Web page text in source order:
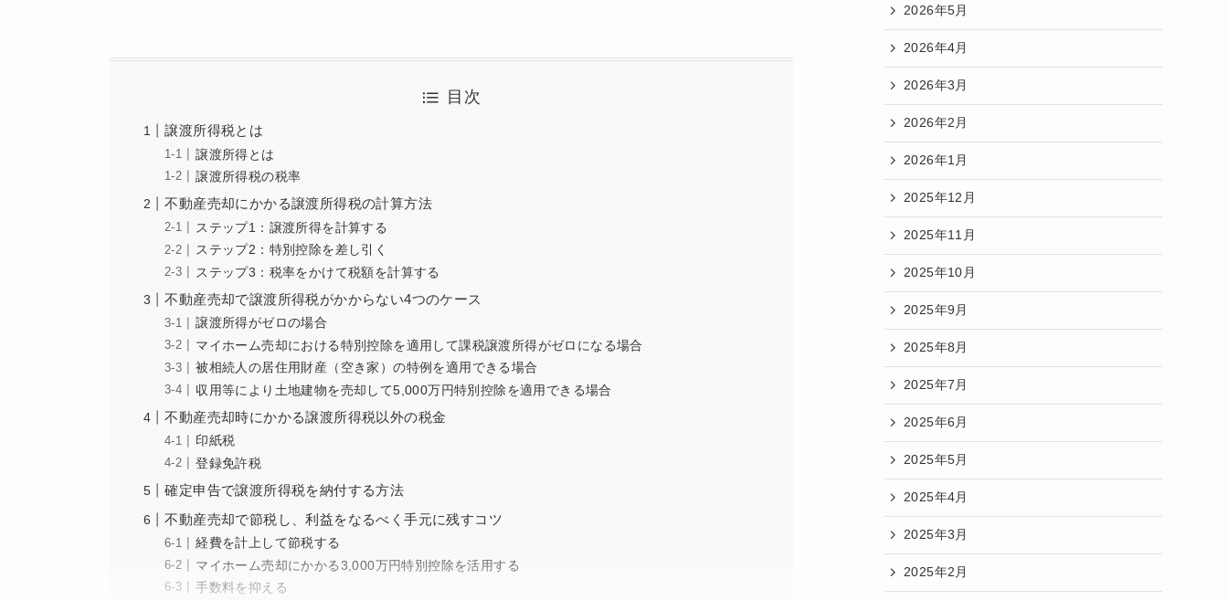
目次
譲渡所得税とは
譲渡所得とは
譲渡所得税の税率
不動産売却にかかる譲渡所得税の計算方法
ステップ1：譲渡所得を計算する
ステップ2：特別控除を差し引く
ステップ3：税率をかけて税額を計算する
不動産売却で譲渡所得税がかからない4つのケース
譲渡所得がゼロの場合
マイホーム売却における特別控除を適用して課税譲渡所得がゼロになる場合
被相続人の居住用財産（空き家）の特例を適用できる場合
収用等により土地建物を売却して5,000万円特別控除を適用できる場合
不動産売却時にかかる譲渡所得税以外の税金
印紙税
登録免許税
確定申告で譲渡所得税を納付する方法
不動産売却で節税し、利益をなるべく手元に残すコツ
経費を計上して節税する
マイホーム売却にかかる3,000万円特別控除を活用する
手数料を抑える
2026年5月
2026年4月
2026年3月
2026年2月
2026年1月
2025年12月
2025年11月
2025年10月
2025年9月
2025年8月
2025年7月
2025年6月
2025年5月
2025年4月
2025年3月
2025年2月